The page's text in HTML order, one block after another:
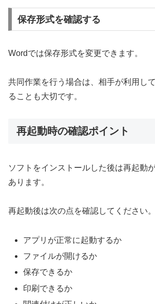
保存形式を確認する
Wordでは保存形式を変更できます。
共同作業を行う場合は、相手が利用し
ることも大切です。
再起動時の確認ポイント
ソフトをインストールした後は再起動
あります。
再起動後は次の点を確認してください。
アプリが正常に起動するか
ファイルが開けるか
保存できるか
印刷できるか